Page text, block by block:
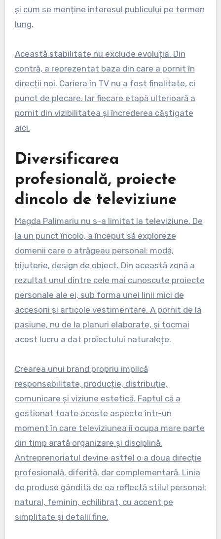
și cum se menține interesul publicului pe termen
lung.
Această stabilitate nu exclude evoluția. Din
contră, a reprezentat baza din care a pornit în
direcții noi. Cariera în TV nu a fost finalitate, ci
punct de plecare. Iar fiecare etapă ulterioară a
pornit din vizibilitatea și încrederea câștigate
aici.
Diversificarea
profesională, proiecte
dincolo de televiziune
Magda Palimariu nu s-a limitat la televiziune. De
la un punct încolo, a început să exploreze
domenii care o atrăgeau personal: modă,
bijuterie, design de obiect. Din această zonă a
rezultat unul dintre cele mai cunoscute proiecte
personale ale ei, sub forma unei linii mici de
accesorii și articole vestimentare. A pornit de la
pasiune, nu de la planuri elaborate, și tocmai
acest lucru a dat proiectului naturalețe.
Crearea unui brand propriu implică
responsabilitate, producție, distribuție,
comunicare și viziune estetică. Faptul că a
gestionat toate aceste aspecte într-un
moment în care televiziunea îi ocupa mare parte
din timp arată organizare și disciplină.
Antreprenoriatul devine astfel o a doua direcție
profesională, diferită, dar complementară. Linia
de produse gândită de ea reflectă stilul personal:
natural, feminin, echilibrat, cu accent pe
simplitate și detalii fine.